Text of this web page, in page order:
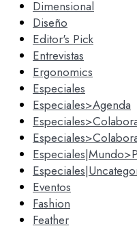
Dimensional
Diseño
Editor's Pick
Entrevistas
Ergonomics
Especiales
Especiales>Agenda
Eventos
Fashion
Feather